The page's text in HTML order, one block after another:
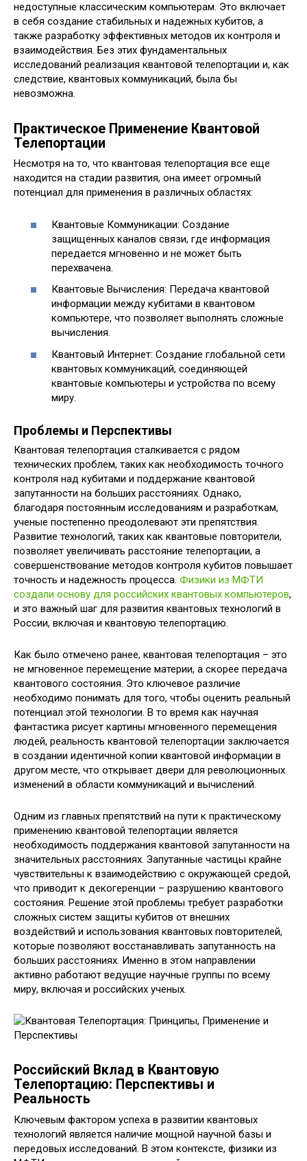
недоступные классическим компьютерам. Это включает
в себя создание стабильных и надежных кубитов, а
также разработку эффективных методов их контроля и
взаимодействия. Без этих фундаментальных
исследований реализация квантовой телепортации и, как
следствие, квантовых коммуникаций, была бы
невозможна.
Практическое Применение Квантовой
Телепортации
Несмотря на то, что квантовая телепортация все еще
находится на стадии развития, она имеет огромный
потенциал для применения в различных областях:
Квантовые Коммуникации: Создание
защищенных каналов связи, где информация
передается мгновенно и не может быть
перехвачена.
Квантовые Вычисления: Передача квантовой
информации между кубитами в квантовом
компьютере, что позволяет выполнять сложные
вычисления.
Квантовый Интернет: Создание глобальной сети
квантовых коммуникаций, соединяющей
квантовые компьютеры и устройства по всему
миру.
Проблемы и Перспективы
Квантовая телепортация сталкивается с рядом
технических проблем, таких как необходимость точного
контроля над кубитами и поддержание квантовой
запутанности на больших расстояниях. Однако,
благодаря постоянным исследованиям и разработкам,
ученые постепенно преодолевают эти препятствия.
Развитие технологий, таких как квантовые повторители,
позволяет увеличивать расстояние телепортации, а
совершенствование методов контроля кубитов повышает
точность и надежность процесса. Физики из МФТИ
создали основу для российских квантовых компьютеров,
и это важный шаг для развития квантовых технологий в
России, включая и квантовую телепортацию.
Как было отмечено ранее, квантовая телепортация – это
не мгновенное перемещение материи, а скорее передача
квантового состояния. Это ключевое различие
необходимо понимать для того, чтобы оценить реальный
потенциал этой технологии. В то время как научная
фантастика рисует картины мгновенного перемещения
людей, реальность квантовой телепортации заключается
в создании идентичной копии квантовой информации в
другом месте, что открывает двери для революционных
изменений в области коммуникаций и вычислений.
Одним из главных препятствий на пути к практическому
применению квантовой телепортации является
необходимость поддержания квантовой запутанности на
значительных расстояниях. Запутанные частицы крайне
чувствительны к взаимодействию с окружающей средой,
что приводит к декогеренции – разрушению квантового
состояния. Решение этой проблемы требует разработки
сложных систем защиты кубитов от внешних
воздействий и использования квантовых повторителей,
которые позволяют восстанавливать запутанность на
больших расстояниях. Именно в этом направлении
активно работают ведущие научные группы по всему
миру, включая и российских ученых.
Российский Вклад в Квантовую
Телепортацию: Перспективы и
Реальность
Ключевым фактором успеха в развитии квантовых
технологий является наличие мощной научной базы и
передовых исследований. В этом контексте, физики из